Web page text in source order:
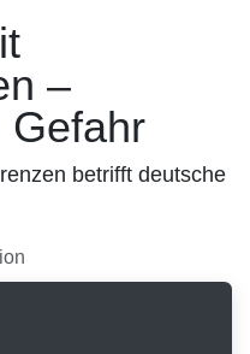
–
Gefahr
betrifft deutsche